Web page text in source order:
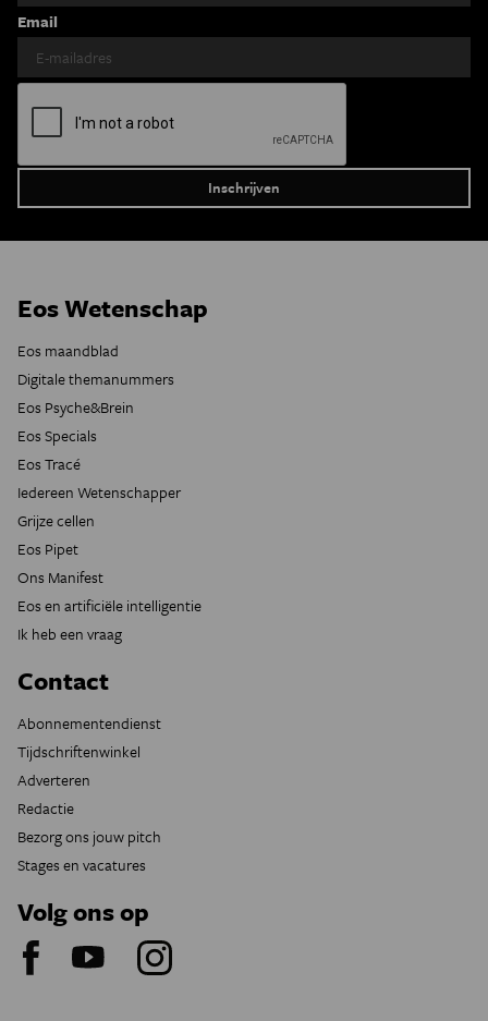
Email
Eos Wetenschap
Eos maandblad
Digitale themanummers
Eos Psyche&Brein
Eos Specials
Eos Tracé
Iedereen Wetenschapper
Grijze cellen
Eos Pipet
Ons Manifest
Eos en artificiële intelligentie
Ik heb een vraag
Contact
Abonnementendienst
Tijdschriftenwinkel
Adverteren
Redactie
Bezorg ons jouw pitch
Stages en vacatures
Volg ons op